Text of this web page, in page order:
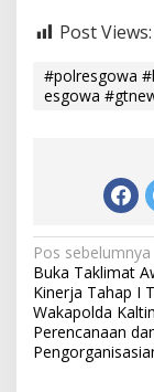
Post Views:
#polresgowa
esgowa
N
a
v
i
Pos sebelumnya
Buka Taklimat
Kinerja Tahap I
Wakapolda
Perencanaan